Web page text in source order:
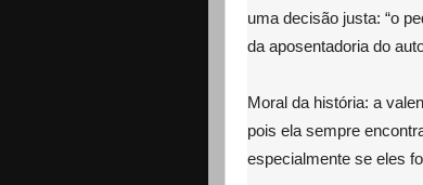
uma decisão justa: “o
da aposentadoria do
Moral da história: a
pois ela sempre
especialmente se eles